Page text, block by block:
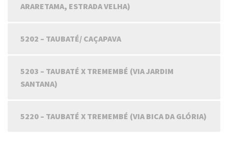
ARARETAMA, ESTRADA VELHA)
5202 – TAUBATÉ/ CAÇAPAVA
5203 – TAUBATÉ X TREMEMBÉ (VIA JARDIM
SANTANA)
5220 – TAUBATÉ X TREMEMBÉ (VIA BICA DA GLÓRIA)